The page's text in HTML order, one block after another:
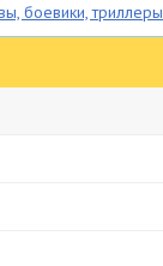
боевики, триллеры